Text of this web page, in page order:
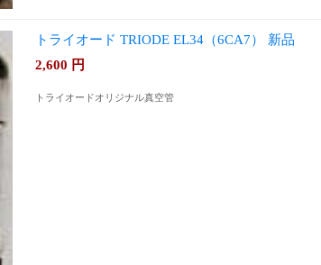
トライオード TRIODE EL34（6CA7） 新品
2,600 円
トライオードオリジナル真空管